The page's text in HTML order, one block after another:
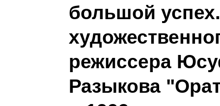
большой
режиссера
Разыкова